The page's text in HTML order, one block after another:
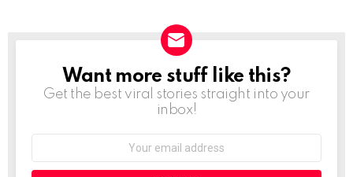
NEWSLETTER
Want more stuff like this?
Get the best viral stories straight into your
inbox!